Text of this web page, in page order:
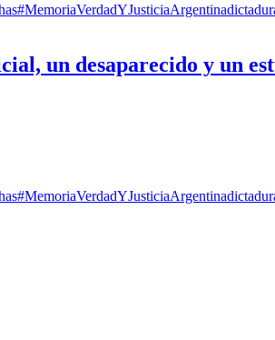
#MemoriaVerdadYJusticiaArgentina
un desaparecido y un
#MemoriaVerdadYJusticiaArgentina